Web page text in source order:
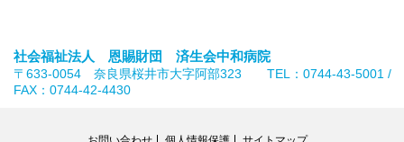
社会福祉法人 恩賜財団 済生会中和病院
〒633-0054 奈良県桜井市大字阿部323 TEL：0744-43-5001 /
FAX：0744-42-4430